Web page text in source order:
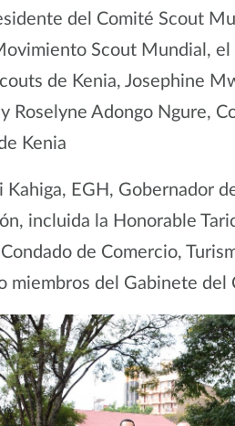
del Comité Scout
Scout Mundial, el
de Kenia, Josephine
Roselyne Adongo Ngure,
Kenia
Kahiga, EGH, Gobernador
incluida la Honorable
de Comercio,
miembros del Gabinete del